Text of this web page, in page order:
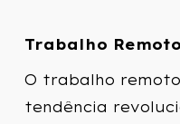
Trabalho
O trabalho
tendência